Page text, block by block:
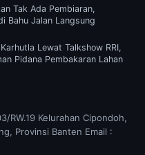
Tak Ada Pembiaran,
Bahu Jalan Langsung
Lewat Talkshow RRI,
Pidana Pembakaran Lahan
RW.19 Kelurahan Cipondoh,
Provinsi Banten Email :